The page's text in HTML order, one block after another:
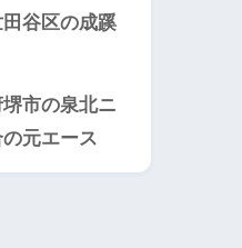
谷区の成蹊
市の泉北ニ
元エース